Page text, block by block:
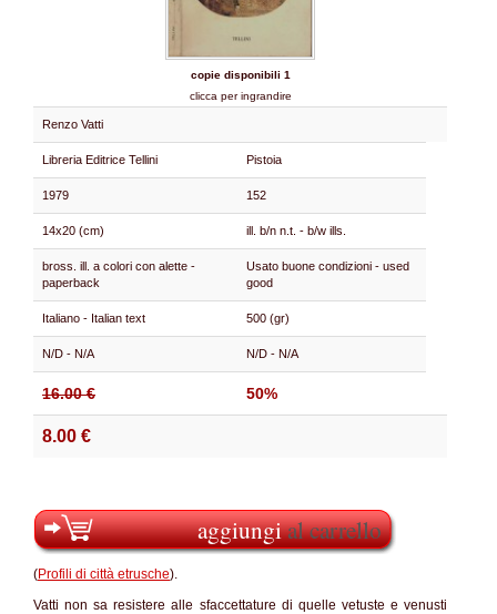
copie disponibili 1
clicca per ingrandire
Renzo Vatti
Libreria Editrice Tellini Pistoia
1979 152
14x20 (cm) ill. b/n n.t. - b/w ills.
bross. ill. a colori con alette -
paperback
Usato buone condizioni - used
good
Italiano - Italian text 500 (gr)
N/D - N/A N/D - N/A
16.00 € 50%
8.00 €
aggiungial carrello
(Profili di città etrusche).
Vatti non sa resistere alle sfaccettature di quelle vetuste e venusti